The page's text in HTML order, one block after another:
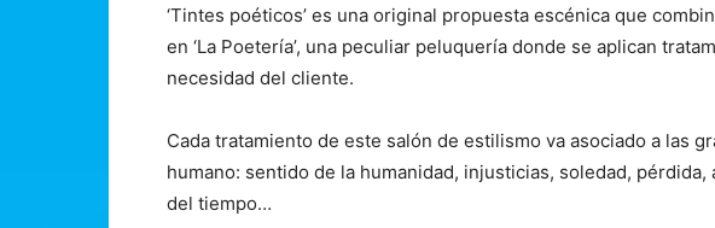
‘Tintes poéticos’ es una original propuesta escénica que
en ‘La Poetería’, una peculiar peluquería donde se aplican
necesidad del cliente.
Cada tratamiento de este salón de estilismo va asociado a las
humano: sentido de la humanidad, injusticias, soledad, pérdida,
del tiempo…